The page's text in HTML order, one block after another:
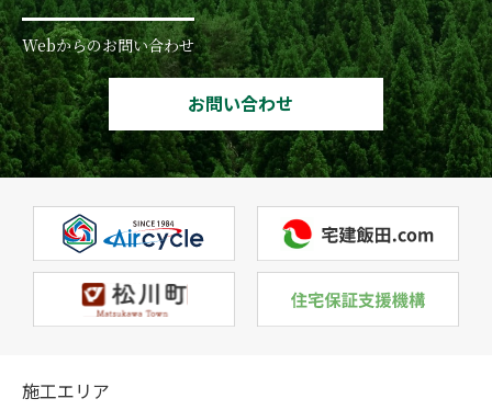
Webからのお問い合わせ
お問い合わせ
施工エリア